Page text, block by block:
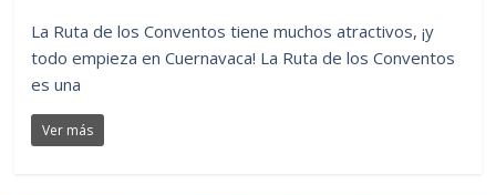
La Ruta de los Conventos tiene muchos atractivos, ¡y
todo empieza en Cuernavaca! La Ruta de los Conventos
es una
Ver más